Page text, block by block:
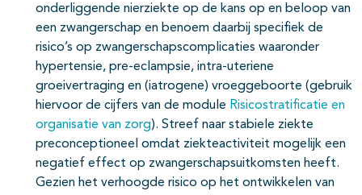
onderliggende nierziekte op de kans op en beloop van
een zwangerschap en benoem daarbij specifiek de
risico’s op zwangerschapscomplicaties waaronder
hypertensie, pre-eclampsie, intra-uteriene
groeivertraging en (iatrogene) vroeggeboorte (gebruik
hiervoor de cijfers van de module Risicostratificatie en
organisatie van zorg). Streef naar stabiele ziekte
preconceptioneel omdat ziekteactiviteit mogelijk een
negatief effect op zwangerschapsuitkomsten heeft.
Gezien het verhoogde risico op het ontwikkelen van